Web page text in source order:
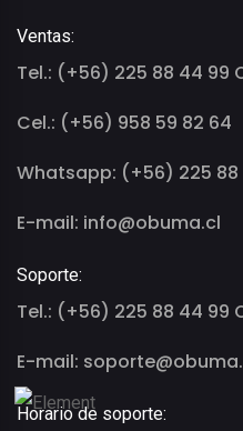
Ventas:
Tel.: (+56) 225 88 44 99
Cel.: (+56) 958 59 82 64
Whatsapp: (+56) 225 88
E-mail: info@obuma.cl
Soporte:
Tel.: (+56) 225 88 44 99
E-mail:
Horario de soporte: